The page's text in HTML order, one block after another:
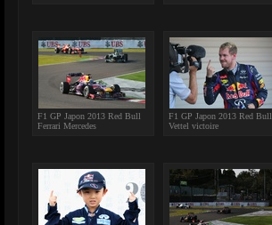
F1 GP Japon 2013 Red Bull
Ferrari Mercedes
F1 GP Japon 2013 Red Bull
Vettel victoire